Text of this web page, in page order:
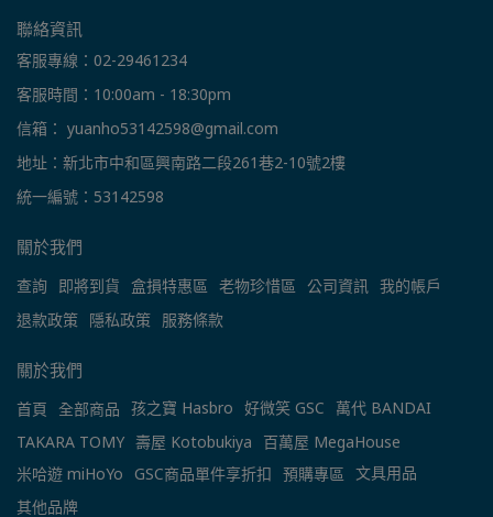
聯絡資訊
客服專線：02-29461234
客服時間：10:00am - 18:30pm
信箱： yuanho53142598@gmail.com
地址：新北市中和區興南路二段261巷2-10號2樓
統一編號：53142598
關於我們
查詢 即將到貨 盒損特惠區 老物珍惜區 公司資訊 我的帳戶
退款政策 隱私政策 服務條款
關於我們
首頁 全部商品 孩之寶 Hasbro 好微笑 GSC
萬代 BANDAI
TAKARA TOMY 壽屋 Kotobukiya
百萬屋 MegaHouse
米哈遊 miHoYo GSC商品單件享折扣 預購專區 文具用品
其他品牌